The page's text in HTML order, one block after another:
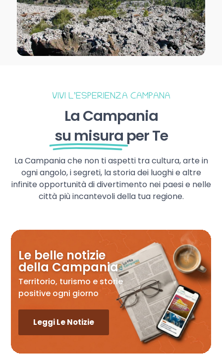
VIVI L’ESPERIENZA CAMPANA
La Campania
su misura per Te
La Campania che non ti aspetti tra cultura, arte in
ogni angolo, i segreti, la storia dei luoghi e altre
infinite opportunità di divertimento nei paesi e nelle
città più incantevoli della tua regione.
Le belle notizie
della Campania
Territorio, turismo e storie
positive ogni giorno
Leggi Le Notizie